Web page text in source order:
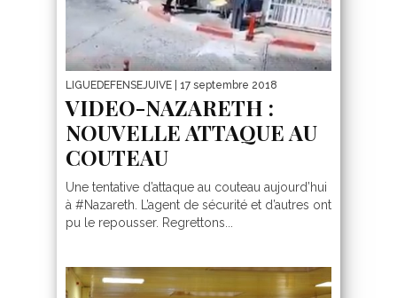
LIGUEDEFENSEJUIVE | 17 septembre 2018
VIDEO-NAZARETH :
NOUVELLE ATTAQUE AU
COUTEAU
Une tentative d’attaque au couteau aujourd’hui
à #Nazareth. L’agent de sécurité et d’autres ont
pu le repousser. Regrettons...